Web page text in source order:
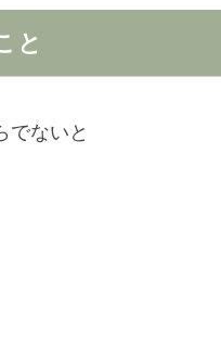
と
でないと